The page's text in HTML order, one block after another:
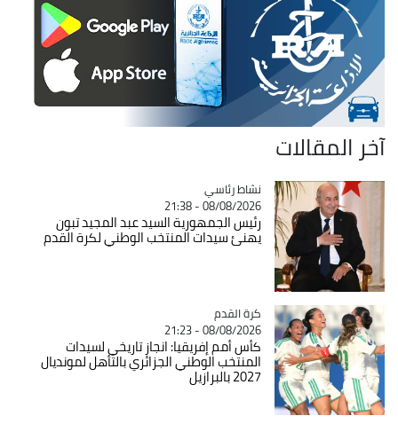
آخر المقالات
Catégorie
نشاط رئاسي
08/08/2026 - 21:38
رئيس الجمهورية السيد عبد المجيد تبون
يهنئ سيدات المنتخب الوطني لكرة القدم
Catégorie
كرة القدم
08/08/2026 - 21:23
كأس أمم إفريقيا: انجاز تاريخي لسيدات
المنتخب الوطني الجزائري بالتأهل لمونديال
2027 بالبرازيل